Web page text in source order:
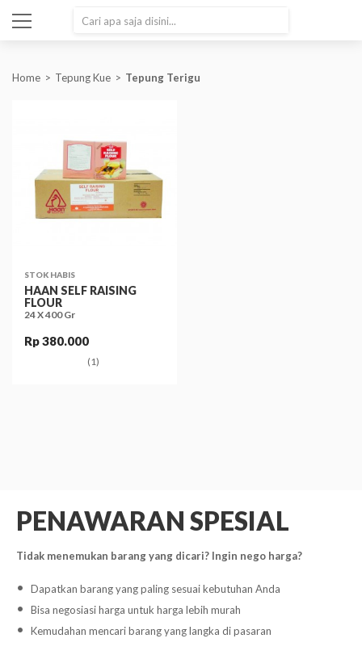
Home Tepung Kue Tepung Terigu
STOK HABIS
HAAN SELF RAISING
FLOUR
24 X 400 Gr
Rp 380.000
(1)
PENAWARAN SPESIAL
Tidak menemukan barang yang dicari? Ingin nego harga?
Dapatkan barang yang paling sesuai kebutuhan Anda
Bisa negosiasi harga untuk harga lebih murah
Kemudahan mencari barang yang langka di pasaran